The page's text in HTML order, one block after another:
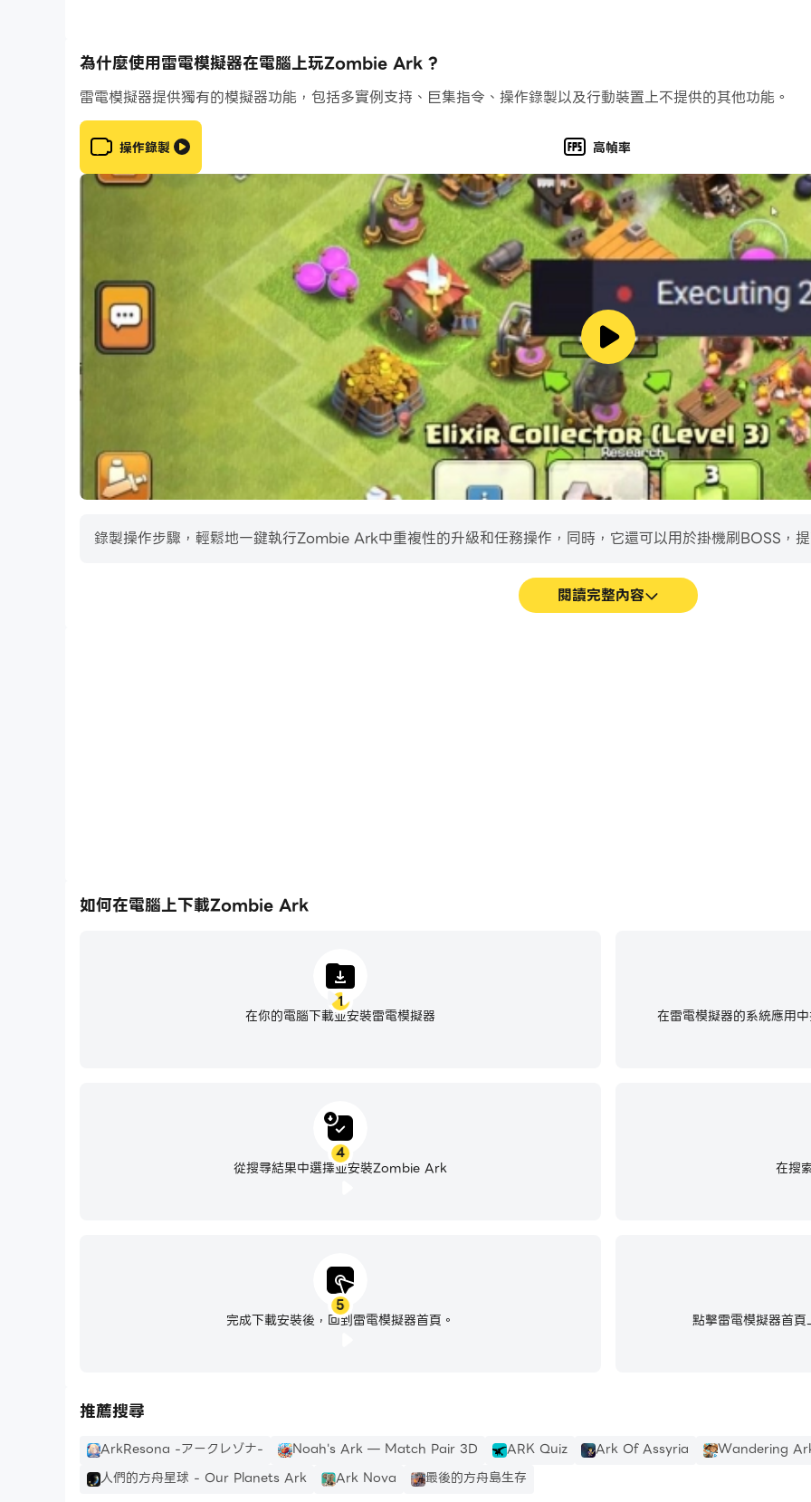
為什麼使用雷電模擬器在電腦上玩Zombie Ark ?
雷電模擬器提供獨有的模擬器功能，包括多實例支持、巨集指令、操作錄製以及行動裝置上不提供的其他功能。
操作錄製 高幀率
錄製操作步驟，輕鬆地一鍵執行Zombie Ark中重複性的升級和任務操作，同時，它還可以用於掛機刷BOSS，
閱讀完整內容
如何在電腦上下載Zombie Ark
1
在你的電腦下載並安裝雷電模擬器 在雷電模擬器的系統應用
在搜
4
從搜尋結果中選擇並安裝Zombie Ark
5
完成下載安裝後，回到雷電模擬器首頁。 點擊雷電模擬器首
推薦搜尋
ArkResona -アークレゾナ- Noah's Ark — Match Pair 3D ARK Quiz Ark Of Assyria
Wandering
人們的方舟星球 - Our Planets Ark
Ark Nova 最後的方舟島生存